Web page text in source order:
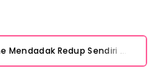
Layar iPhone Mendadak Redup Sendiri Padahal Auto-Brightness Mati? Ini Penyebab & Solusinya!